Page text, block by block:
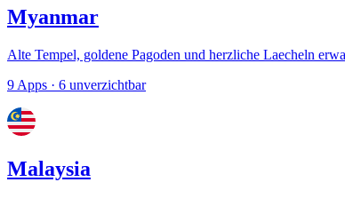
Myanmar
Alte Tempel, goldene Pagoden und herzliche Laecheln
9 Apps · 6 unverzichtbar
Malaysia